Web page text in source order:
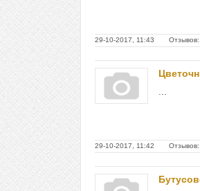
29-10-2017, 11:43 Отзывов:
29-10-2017, 11:42 Отзывов: